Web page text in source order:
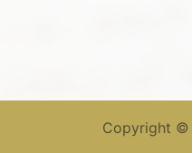
Copyright ©